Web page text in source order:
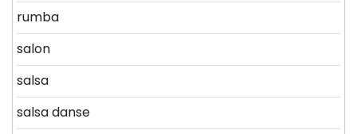
rumba
salon
salsa
salsa danse